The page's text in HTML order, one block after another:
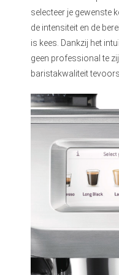
selecteer je gewenste
de intensiteit en de
is kees. Dankzij het
geen professional te
baristakwaliteit